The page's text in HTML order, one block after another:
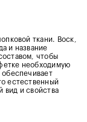
ткани. Воск,
и название
чтобы
необходимую
обеспечивает
естественный
вид и свойства